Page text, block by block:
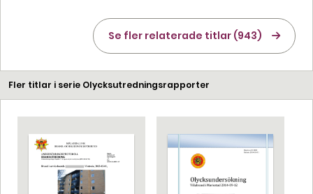
Se fler relaterade titlar (943)
Fler titlar i serie Olycksutredningsrapporter